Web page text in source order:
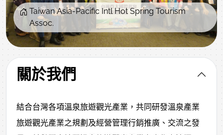
Taiwan Asia-Pacific Intl Hot Spring Tourism
Assoc.
關於我們
結合台灣各項溫泉旅遊觀光產業，共同研發溫泉產業
旅遊觀光產業之規劃及經營管理行銷推廣、交流之發